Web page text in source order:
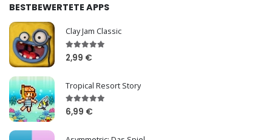
BESTBEWERTETE APPS
Clay Jam Classic
2,99 €
Tropical Resort Story
6,99 €